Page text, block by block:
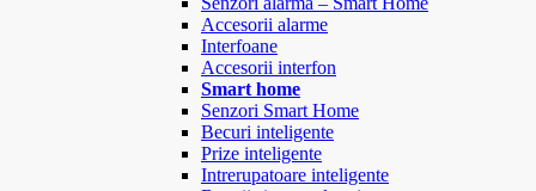
Accesorii alarme
Interfoane
Accesorii interfon
Smart home
Senzori Smart Home
Becuri inteligente
Prize inteligente
Intrerupatoare inteligente